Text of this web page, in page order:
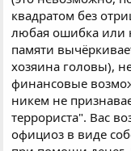
квадратом без
любая ошибка или
памяти
хозяина головы),
финансовые
никем не
террориста". Вас
официоз в виде